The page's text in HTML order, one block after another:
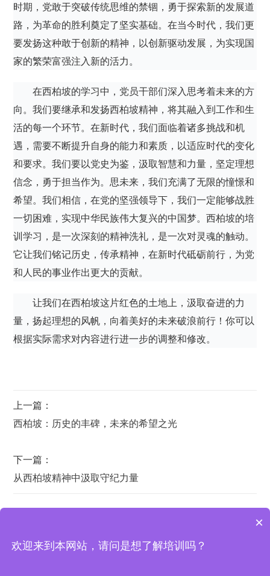
时期，党敢于突破传统思维的禁锢，勇于探索新的发展道
路，为革命的胜利奠定了坚实基础。在当今时代，我们更
要发扬这种敢于创新的精神，以创新驱动发展，为实现国
家的繁荣富强注入新的活力。
在西柏坡的学习中，党员干部们深入思考着未来的方
向。我们要继承和发扬西柏坡精神，将其融入到工作和生
活的每一个环节。在新时代，我们面临着诸多挑战和机
遇，需要不断提升自身的能力和素质，以适应时代的变化
和要求。我们要以党史为鉴，汲取智慧和力量，坚定理想
信念，勇于担当作为。思未来，我们充满了无限的憧憬和
希望。我们相信，在党的坚强领导下，我们一定能够战胜
一切困难，实现中华民族伟大复兴的中国梦。西柏坡的培
训学习，是一次深刻的精神洗礼，是一次对灵魂的触动。
它让我们铭记历史，传承精神，在新时代砥砺前行，为党
和人民的事业作出更大的贡献。
让我们在西柏坡这片红色的土地上，汲取奋进的力
量，扬起理想的风帆，向着美好的未来破浪前行！你可以
根据实际需求对内容进行进一步的调整和修改。
上一篇：
西柏坡：历史的丰碑，未来的希望之光
下一篇：
从西柏坡精神中汲取守纪力量
西柏坡培训基地 | 地址：西柏坡纪念馆宾馆办公室
×
欢迎来到本网站，请问是想了解培训吗？